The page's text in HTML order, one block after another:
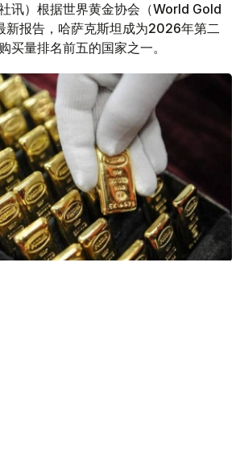
讯）根据世界黄金协会（World Gold
新报告，哈萨克斯坦成为2026年第二
买量排名前五的国家之一。